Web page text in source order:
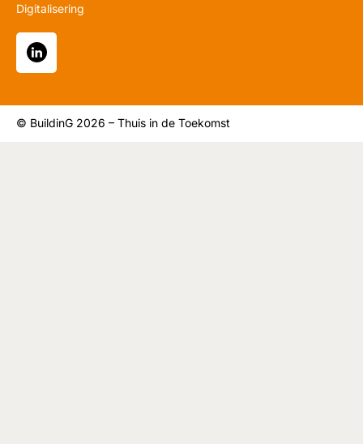
Digitalisering
© BuildinG 2026 – Thuis in de Toekomst